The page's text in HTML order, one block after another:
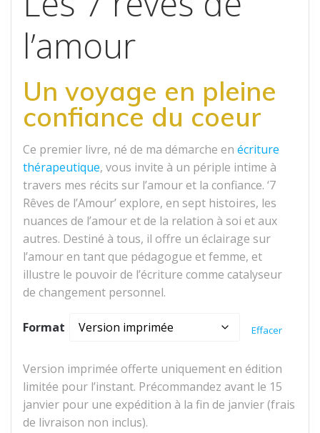
l’amour
Un voyage en pleine
confiance du coeur
Ce premier livre, né de ma démarche en écriture
thérapeutique, vous invite à un périple intime à
travers mes récits sur l’amour et la confiance. ‘7
Rêves de l’Amour’ explore, en sept histoires, les
nuances de l’amour et de la relation à soi et aux
autres. Destiné à tous, il offre un éclairage sur
l’amour en tant que pédagogue et femme, et
illustre le pouvoir de l’écriture comme catalyseur
de changement personnel.
Format Effacer
Version imprimée offerte uniquement en édition
limitée pour l’instant. Précommandez avant le 15
janvier pour une expédition à la fin de janvier (frais
de livraison non inclus).